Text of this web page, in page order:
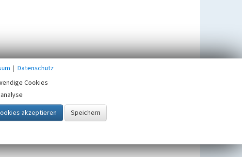
| Datenschutz
Cookies